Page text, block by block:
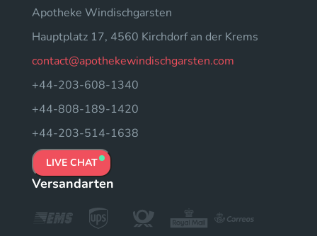
Apotheke Windischgarsten
Hauptplatz 17, 4560 Kirchdorf an der Krems
contact@apothekewindischgarsten.com
+44-203-608-1340
+44-808-189-1420
+44-203-514-1638
LIVE CHAT
Versandarten